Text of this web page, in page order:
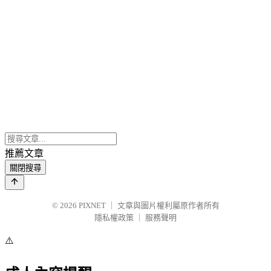
推薦文章
關閉搜尋
© 2026 PIXNET
文章與圖片權利屬原作者所有
隱私權政策
服務聲明
⚠️